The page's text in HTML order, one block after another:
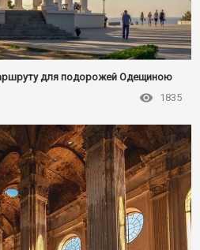
для подорожей Одещиною
1835